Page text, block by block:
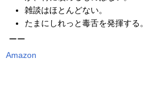
雑談はほとんどない。
たまにしれっと毒舌を発揮する。
ーー
Amazon